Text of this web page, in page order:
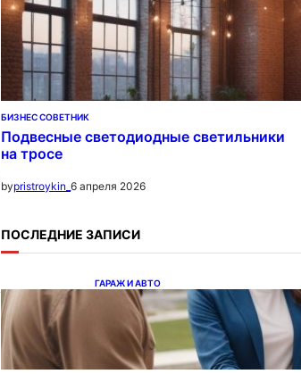
БИЗНЕС СОВЕТНИК
Подвесные светодиодные светильники
на тросе
bypristroykin_ 6 апреля 2026
ПОСЛЕДНИЕ ЗАПИСИ
ГАРАЖ И АВТО
Ипотека на новостройки при
оформлении напрямую у
застройщика